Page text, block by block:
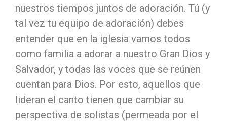
nuestros tiempos juntos de adoración. Tú (y
tal vez tu equipo de adoración) debes
entender que en la iglesia vamos todos
como familia a adorar a nuestro Gran Dios y
Salvador, y todas las voces que se reúnen
cuentan para Dios. Por esto, aquellos que
lideran el canto tienen que cambiar su
perspectiva de solistas (permeada por el